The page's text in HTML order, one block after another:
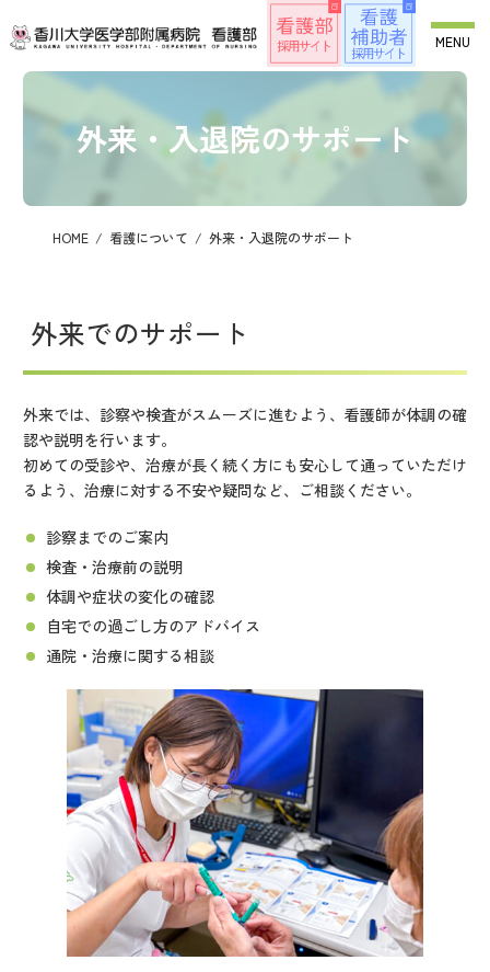
ン
テ
ビ
ゲ
MENU
外来・入退院のサポート
HOME 看護について 外来・入退院のサポート
外来でのサポート
外来では、診察や検査がスムーズに進むよう、看護師が体調の確
認や説明を行います。
初めての受診や、治療が長く続く方にも安心して通っていただけ
るよう、治療に対する不安や疑問など、ご相談ください。
診察までのご案内
検査・治療前の説明
体調や症状の変化の確認
自宅での過ごし方のアドバイス
通院・治療に関する相談